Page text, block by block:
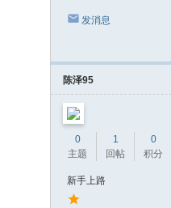
发消息
陈泽95
0
主题
1
回帖
0
积分
新手上路